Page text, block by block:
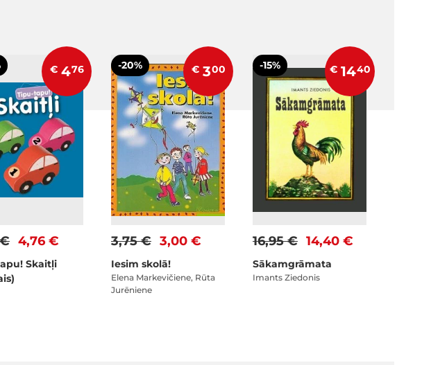
€ 476
4,76 €
Skaitļi
-20% € 300
3,00 €
3,75 €
Iesim skolā!
Elena Markevičiene, Rūta
Jurēniene
-15% € 1440
14,40 €
16,95 €
Sākamgrāmata
Imants Ziedonis